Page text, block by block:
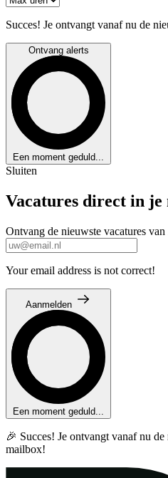
Succes! Je ontvangt vanaf nu de
Ontvang alerts
Een moment geduld...
Sluiten
Vacatures direct in je
Ontvang de nieuwste vacatures
Your email address is not correct!
Aanmelden
Een moment geduld...
🎉 Succes! Je ontvangt vanaf nu
mailbox!